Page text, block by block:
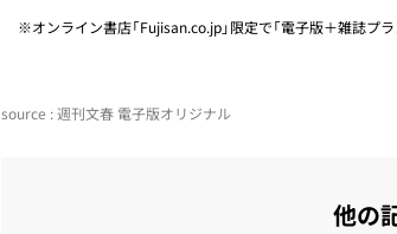
※オンライン書店「Fujisan.co.jp」限定で「電子版＋雑誌プ
source : 週刊文春 電子版オリジナル
他の